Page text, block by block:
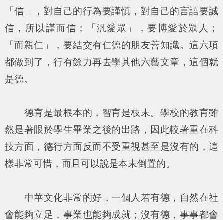
「信」，對自己的行為要謹慎，對自己的言語要誠
信，所以謹而信；「汎愛眾」，要博愛於眾人；
「而親仁」，要結交有仁德的朋友善知識。這六項
都做到了，行有餘力再去學其他六藝文章，這個就
是德。
德育是最根本的，智育是枝末。學校的教育雖
然是著眼於學生畢業之後的出路，因此較著重在科
技方面，德行方面反而不受重視甚至是沒有的，這
樣非常可惜，而且可以說是本末倒置的。
中華文化非常的好，一個人若有德，自然在社
會能夠立足，事業也能夠成就；沒有德，事事都會